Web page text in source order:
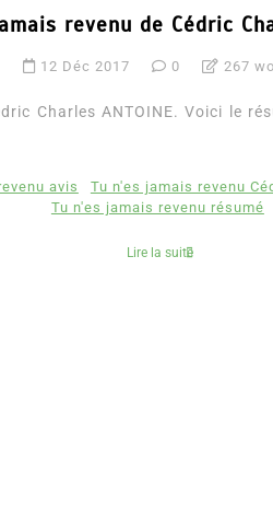
revenu de Cédric
12 Déc 2017 0 267
Charles ANTOINE. Voici le
avis
Tu n'es jamais revenu
Tu n'es jamais revenu résumé
Lire la suite
: été
romance
8